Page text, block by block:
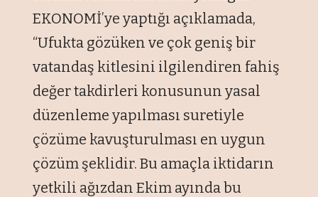
EKONOMİ’ye yaptığı açıklamada,
“Ufukta gözüken ve çok geniş bir
vatandaş kitlesini ilgilendiren fahiş
değer takdirleri konusunun yasal
düzenleme yapılması suretiyle
çözüme kavuşturulması en uygun
çözüm şeklidir. Bu amaçla iktidarın
yetkili ağızdan Ekim ayında bu